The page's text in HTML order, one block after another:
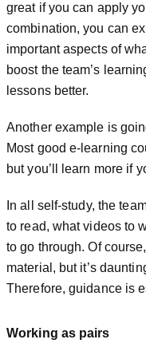
great if you can apply
combination, you can
important aspects of
boost the team’s
lessons better.
Another example is
Most good e-learning
but you’ll learn more if
In all self-study, the
to read, what videos to
to go through. Of
material, but it’s
Therefore, guidance is
Working as pairs